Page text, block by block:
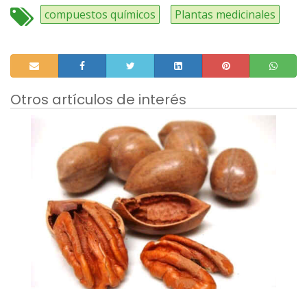
compuestos químicos Plantas medicinales
Otros artículos de interés